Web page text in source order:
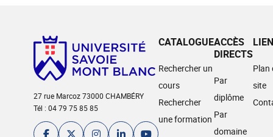
27 rue Marcoz 73000 CHAMBÉRY
Tél : 04 79 75 85 85
CATALOGUE
Rechercher un
cours
Rechercher
une formation
ACCÈS
DIRECTS
Par
diplôme
Par
domaine
Plan
site